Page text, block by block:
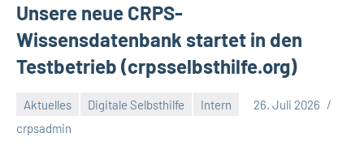
Unsere neue CRPS-
Wissensdatenbank startet in den
Testbetrieb (crpsselbsthilfe.org)
Aktuelles Digitale Selbsthilfe Intern
26. Juli 2026
crpsadmin
Keine